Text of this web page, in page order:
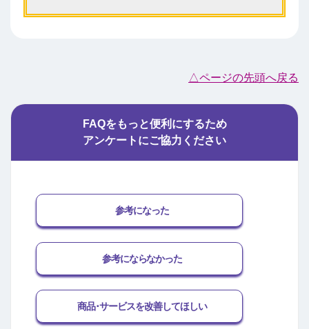
△ページの先頭へ戻る
FAQをもっと便利にするため
アンケートにご協力ください
参考になった
参考にならなかった
商品･サービスを改善してほしい